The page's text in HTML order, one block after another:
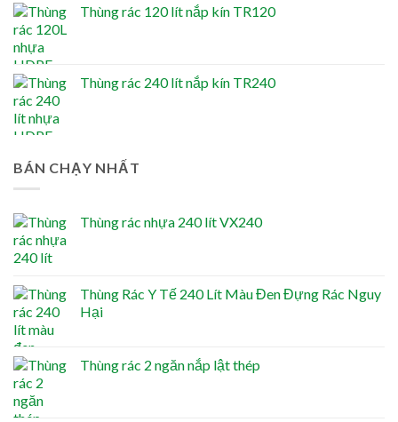
Thùng rác 120 lít nắp kín TR120
Thùng rác 240 lít nắp kín TR240
BÁN CHẠY NHẤT
Thùng rác nhựa 240 lít VX240
Thùng Rác Y Tế 240 Lít Màu Đen Đựng Rác Nguy
Hại
Thùng rác 2 ngăn nắp lật thép